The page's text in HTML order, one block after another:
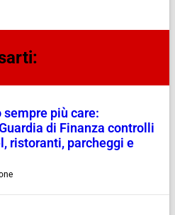
più care:
di Finanza controlli
ristoranti, parcheggi e